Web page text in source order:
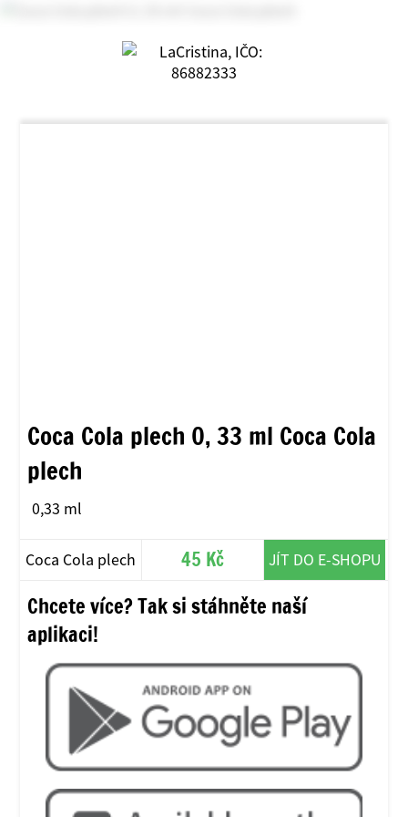
Coca Cola plech 0, 33 ml Coca Cola
plech
0,33 ml
Coca Cola plech
0, 33 ml
45 Kč JÍT DO E-SHOPU
Chcete více? Tak si stáhněte naší
aplikaci!